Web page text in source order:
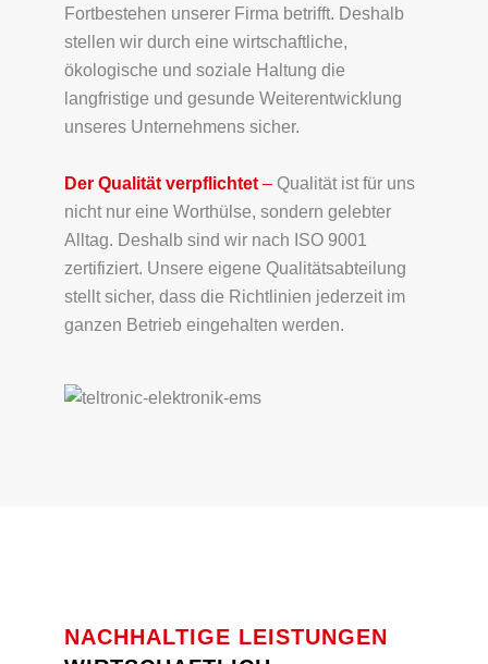
Fortbestehen unserer Firma betrifft. Deshalb
stellen wir durch eine wirtschaftliche,
ökologische und soziale Haltung die
langfristige und gesunde Weiterentwicklung
unseres Unternehmens sicher.
Der Qualität verpflichtet – Qualität ist für uns
nicht nur eine Worthülse, sondern gelebter
Alltag. Deshalb sind wir nach ISO 9001
zertifiziert. Unsere eigene Qualitätsabteilung
stellt sicher, dass die Richtlinien jederzeit im
ganzen Betrieb eingehalten werden.
NACHHALTIGE LEISTUNGEN